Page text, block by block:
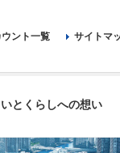
とくらしへの想い
サイトマ
ント一覧